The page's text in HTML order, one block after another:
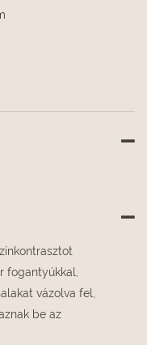
vázolva fel,
be az